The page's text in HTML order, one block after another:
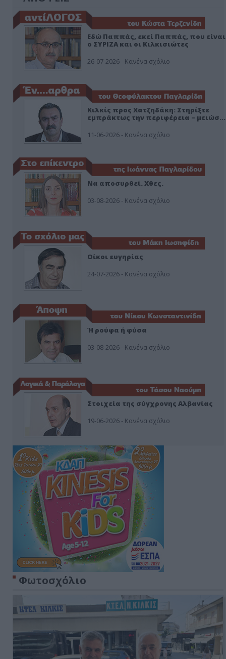
Εδώ Παππάς, εκεί Παππάς, που είναι
ο ΣΥΡΙΖΑ και οι Κιλκισιώτες
26-07-2026 - Κανένα σχόλιο
Κιλκίς προς Χατζηδάκη: Στηρίξτε
εμπράκτως την περιφέρεια – μειώσ…
11-06-2026 - Κανένα σχόλιο
Να αποσυρθεί. Χθες.
03-08-2026 - Κανένα σχόλιο
Οίκοι ευγηρίας
24-07-2026 - Κανένα σχόλιο
Ή ρούφα ή φύσα
03-08-2026 - Κανένα σχόλιο
Στοιχεία της σύγχρονης Αλβανίας
19-06-2026 - Κανένα σχόλιο
Φωτοσχόλιο